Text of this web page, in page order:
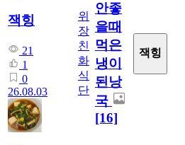
잭힝
21
1
0
26.08.03
위
장
친
화
식
단
안좋
을때
먹은
냉이
된낭
국
[16]
잭힝